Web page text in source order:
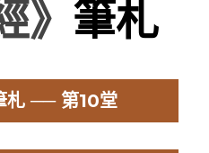
》 筆札
札 ── 第10堂